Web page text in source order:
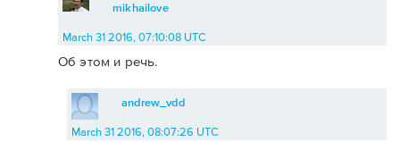
mikhailove
March 31 2016, 07:10:08 UTC
Об этом и речь.
andrew_vdd
March 31 2016, 08:07:26 UTC